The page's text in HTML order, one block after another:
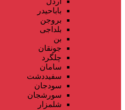
باباحیدر
بروجن
بلداجی
بن
جونقان
چلگرد
سامان
سفیددشت
سودجان
سورشجان
شلمزار